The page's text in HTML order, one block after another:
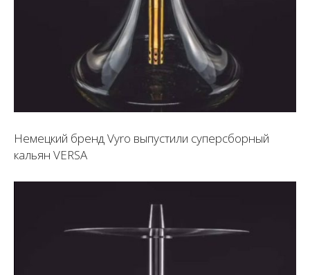
Немецкий бренд Vyro выпустили суперсборный
кальян VERSA